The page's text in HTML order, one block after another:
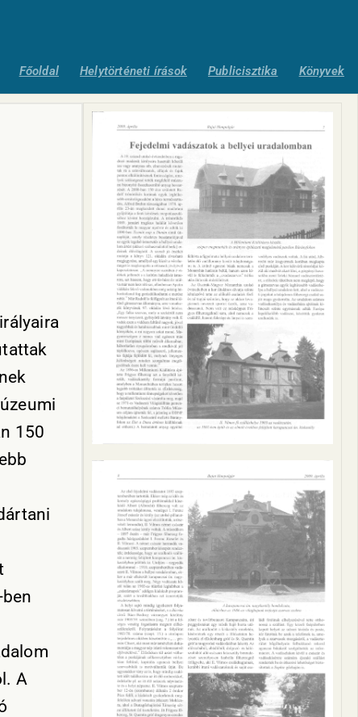
Főoldal Helytörténeti írások Publicisztika Könyvek
150
A